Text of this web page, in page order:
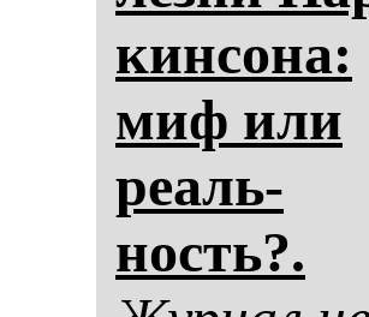
кин­со­на:
миф или
ре­аль­
ность?.